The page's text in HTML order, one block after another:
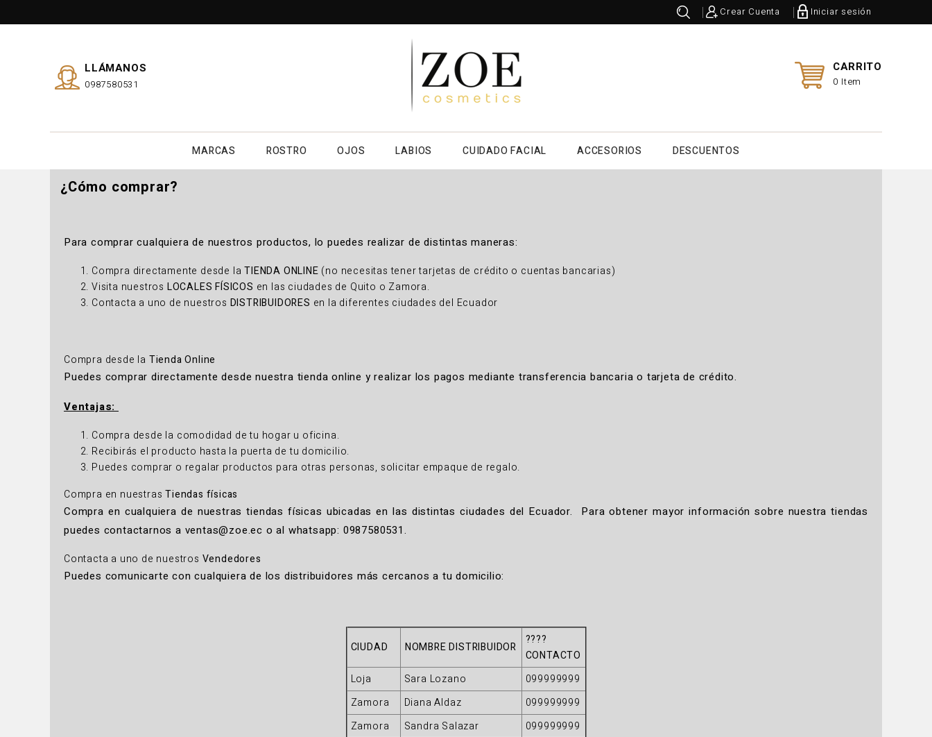
Crear Cuenta Iniciar sesión
LLÁMANOS
0987580531
CARRITO
0 Item
MARCAS ROSTRO OJOS LABIOS CUIDADO FACIAL ACCESORIOS DESCUENTOS
¿Cómo comprar?
Para comprar cualquiera de nuestros productos, lo puedes realizar de distintas maneras:
Compra directamente desde laTIENDA ONLINE (no necesitas tener tarjetas de crédito o cuentas bancarias)
Visita nuestros LOCALES FÍSICOS en las ciudades de Quito o Zamora.
Contacta a uno de nuestros DISTRIBUIDORES en la diferentes ciudades del Ecuador
Compra desde la Tienda Online
Puedes comprar directamente desde nuestra tienda online y realizar los pagos mediante transferencia bancaria o tarjeta de crédito.
Ventajas:
Compra desde la comodidad de tu hogar u oficina.
Recibirás el producto hasta la puerta de tu domicilio.
Puedes comprar o regalar productos para otras personas, solicitar empaque de regalo.
Compra en nuestrasTiendas físicas
Compra en cualquiera de nuestras tiendas físicas ubicadas en las distintas ciudades del Ecuador. Para obtener mayor información sobre nuestra tiendas
puedes contactarnos a ventas@zoe.ec o al whatsapp: 0987580531.
Contacta a uno de nuestros Vendedores
Puedes comunicarte con cualquiera de los distribuidores más cercanos a tu domicilio:
CIUDAD NOMBRE DISTRIBUIDOR
????
CONTACTO
Loja
Sara Lozano
099999999
Zamora
Diana Aldaz
099999999
Zamora
Sandra Salazar
099999999